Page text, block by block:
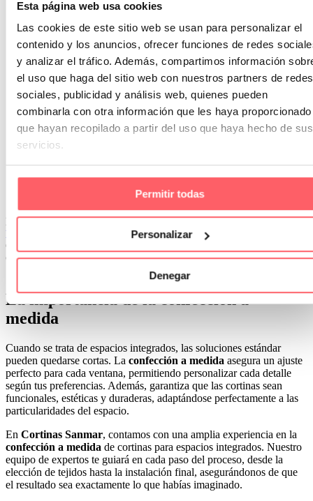
Esta página web usa cookies
Las cookies de este sitio web se usan para personalizar el
contenido y los anuncios, ofrecer funciones de redes
y analizar el tráfico. Además, compartimos información
el uso que haga del sitio web con nuestros partners de redes
sociales, publicidad y análisis web, quienes pueden
combinarla con otra información que les haya proporcionado
que hayan recopilado a partir del uso que haya hecho de sus
servicios.
Permitir todas
Personalizar
Denegar
Consulta a profesionales:un experto en
medidapuede ayudarte a seleccionar las mejores opciones en
Apuesta por colores neutros:los tonos claros o neutros se
integran fácilmente en cualquier decoración y potencian la
sensación de amplitud.
No descuides los detalles:los sistemas de sujeción, como
barras o rieles, también deben complementar el diseño general
del espacio. Considera acabados metálicos o de madera según
el estilo de tu hogar.
Si estás buscando más inspiración para elegir las cortinas ideales
para tu salón, no te pierdas nuestro artículo5 ejemplos de cortinas
perfectas para tu salón
. Encontrarás ideas prácticas y estilos únicos
que te ayudarán a transformar tu espacio, asegurándote de que tus
cortinas sean tanto funcionales como estéticamente impecables.
¡Descúbrelo ahora y dale a tu salón el toque que merece!
La importancia de la confección a
medida
Cuando se trata de espacios integrados, las soluciones estándar
pueden quedarse cortas. La confección a medida asegura un ajuste
perfecto para cada ventana, permitiendo personalizar cada detalle
según tus preferencias. Además, garantiza que las cortinas sean
funcionales, estéticas y duraderas, adaptándose perfectamente a las
particularidades del espacio.
En Cortinas Sanmar, contamos con una amplia experiencia en la
confección a medida de cortinas para espacios integrados. Nuestro
equipo de expertos te guiará en cada paso del proceso, desde la
elección de tejidos hasta la instalación final, asegurándonos de que
el resultado sea exactamente lo que habías imaginado.